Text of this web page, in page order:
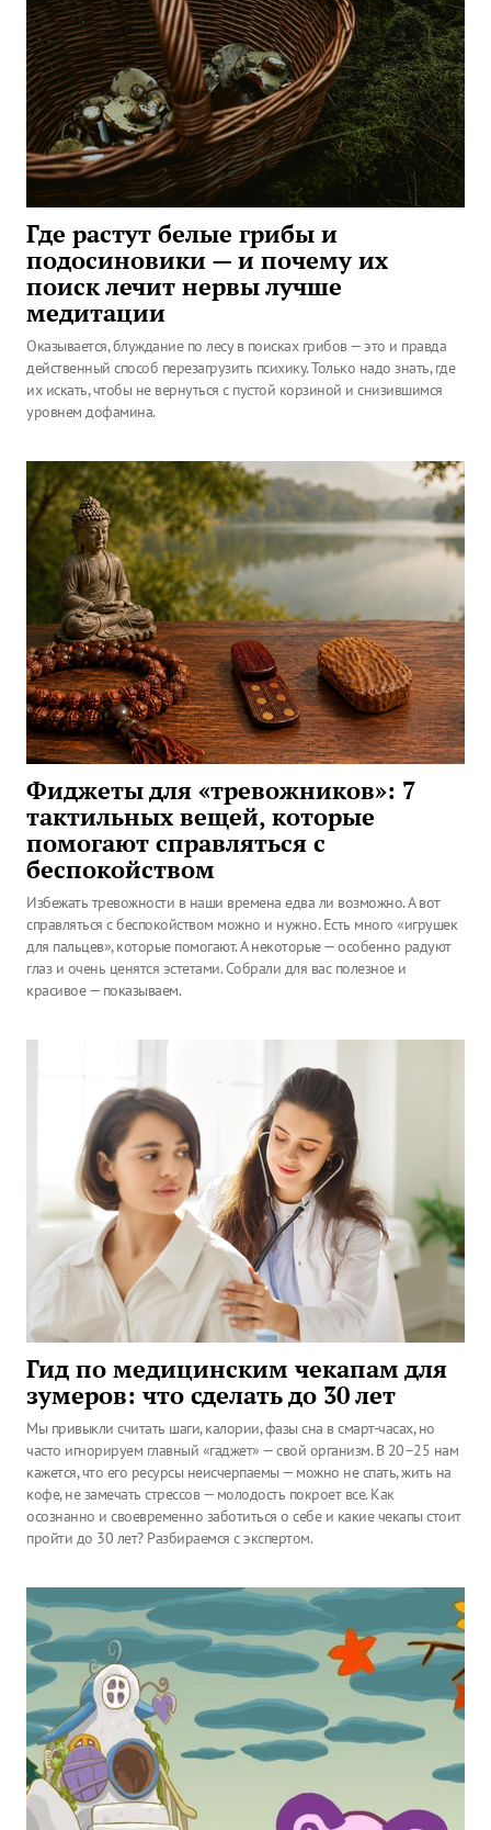
Где растут белые грибы и
подосиновики — и почему их
поиск лечит нервы лучше
медитации
Оказывается, блуждание по лесу в поисках грибов — это и правда
действенный способ перезагрузить психику. Только надо знать, где
их искать, чтобы не вернуться с пустой корзиной и снизившимся
уровнем дофамина.
Фиджеты для «тревожников»: 7
тактильных вещей, которые
помогают справляться с
беспокойством
Избежать тревожности в наши времена едва ли возможно. А вот
справляться с беспокойством можно и нужно. Есть много «игрушек
для пальцев», которые помогают. А некоторые — особенно радуют
глаз и очень ценятся эстетами. Собрали для вас полезное и
красивое — показываем.
Гид по медицинским чекапам для
зумеров: что сделать до 30 лет
Мы привыкли считать шаги, калории, фазы сна в смарт-часах, но
часто игнорируем главный «гаджет» — свой организм. В 20–25 нам
кажется, что его ресурсы неисчерпаемы — можно не спать, жить на
кофе, не замечать стрессов — молодость покроет все. Как
осознанно и своевременно заботиться о себе и какие чекапы стоит
пройти до 30 лет? Разбираемся с экспертом.